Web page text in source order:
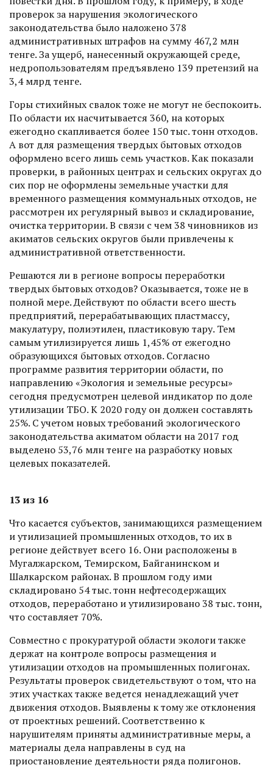
проверок за нарушения экологического
законодательства было наложено 378
административных штрафов на сумму 467,2 млн
тенге. За ущерб, нанесенный окружающей среде,
недропользователям предъявлено 139 претензий на
3,4 млрд тенге.
Горы стихийных свалок тоже не могут не беспокоить.
По области их насчитывается 360, на которых
ежегодно скапливается более 150 тыс. тонн отходов.
А вот для размещения твердых бытовых отходов
оформлено всего лишь семь участков. Как показали
проверки, в районных центрах и сельских округах до
сих пор не оформлены земельные участки для
временного размещения коммунальных отходов, не
рассмот­рен их регулярный вывоз и складирование,
очистка территории. В связи с чем 38 чиновников из
акиматов сельских округов были привлечены к
административной ответственности.
Решаются ли в регионе воп­росы переработки
твердых бытовых отходов? Оказывается, тоже не в
полной мере. Действуют по области всего шесть
предприятий, перерабатывающих пластмассу,
макулатуру, полиэтилен, пластиковую тару. Тем
самым утилизируется лишь 1,45% от ежегодно
образую­щихся бытовых отходов. Сог­ласно
программе развития территории области, по
направлению «Экология и земельные ресурсы»
сегодня предусмотрен целевой индикатор по доле
утилизации ТБО. К 2020 году он должен составлять
25%. С учетом новых требований экологического
законодательства акиматом облас­ти на 2017 год
выделено 53,76 млн тенге на разработку новых
целевых показателей.
13 из 16
Что касается субъектов, занимающихся размещением
и утилизацией промышленных отходов, то их в
регионе действует всего 16. Они расположены в
Мугалжарском, Темирском, Байганинском и
Шалкарском районах. В прошлом году ими
складировано 54 тыс. тонн неф­тесодержащих
отходов, переработано и утилизировано 38 тыс. тонн,
что составляет 70%.
Совместно с прокуратурой области экологи также
держат на контроле вопросы размещения и
утилизации отходов на промышленных полигонах.
Результаты проверок свидетельствуют о том, что на
этих участках также ведется ненадлежащий учет
движения отходов. Выявлены к тому же отклонения
от проект­ных решений. Соответ­ственно к
нарушителям приняты админист­ративные меры, а
материалы дела направлены в суд на
приостановление дея­тельности ряда полигонов.